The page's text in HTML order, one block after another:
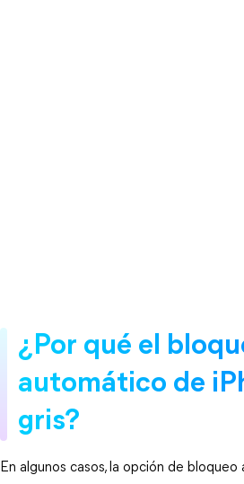
¿Por qué el
automático de
gris?
En algunos casos, la opción de